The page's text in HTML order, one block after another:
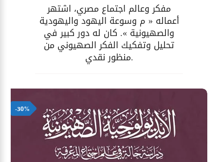
مفكر وعالم اجتماع مصري، اشتهر
أعماله « م وسوعة اليهود واليهودية
والصهيونية ». كان له دور كبير في
تحليل وتفكيك الفكر الصهيوني من
منظور نقدي.
-30%